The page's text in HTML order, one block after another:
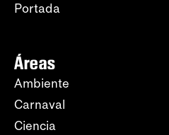
Portada
Áreas
Ambiente
Carnaval
Ciencia